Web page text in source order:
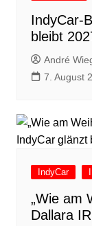
IndyCar-
bleibt
André
7. August
IndyCar
„Wie am
Dallara